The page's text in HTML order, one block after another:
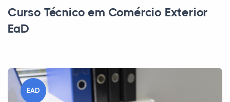
Curso Técnico em Comércio Exterior
EaD
EAD